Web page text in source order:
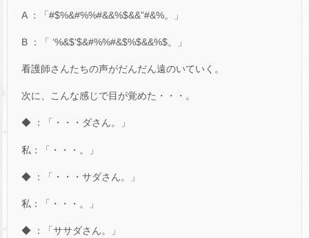
A ：「#$%&#%%#&&%$&&”#&%。」
B ：「 ‘%&$’$&#%%#&$%$&&%$。」
看護師さんたちの声がだんだん遠のいていく。
次に、こんな感じで目が覚めた・・・。
◆ ：「・・・ダさん。」
私：「・・・。」
◆ ：「・・・サダさん。」
私：「・・・。」
◆ ：「ササダさん。」